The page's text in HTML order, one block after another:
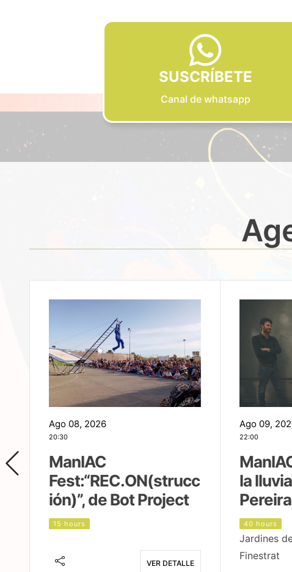
SUSCRÍBETE
Canal de whatsapp
Ago 08, 2026
20:30
ManIAC
Fest:“REC.ON(strucc
ión)”, de Bot Project
15 hours
VER DETALLE
Ago 09,
22:00
la
40 hours
Jardines
Finestrat